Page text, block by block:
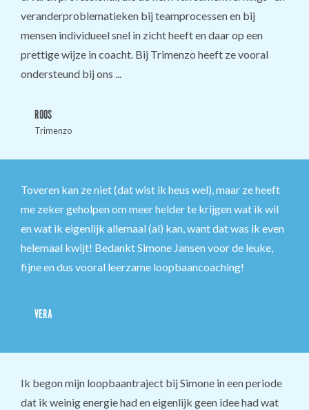
veranderproblematieken bij teamprocessen en bij
mensen individueel snel in zicht heeft en daar op een
prettige wijze in coacht. Bij Trimenzo heeft ze vooral
ondersteund bij ons ...
ROOS
Trimenzo
Toveren kan ze niet (dat wist ik heus wel), maar ze heeft
me zeker geholpen om meer helder te krijgen wat ik wil
en wat ik eigenlijk allemaal (al) kan, want dat was ik even
helemaal kwijt! Bedankt Simone Jansen voor de leuke,
fijne en dus vooral leerzame loopbaancoaching!
VERA
Ik begon mijn loopbaantraject bij Simone in een periode
dat ik weinig energie had en eigenlijk geen idee had wat